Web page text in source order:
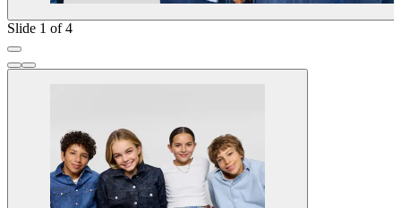
Slide 1 of 4